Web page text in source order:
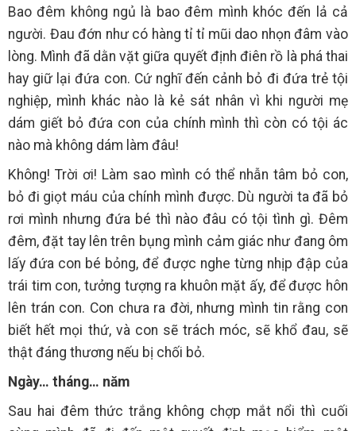
Bao đêm không ngủ là bao đêm mình khóc đến lả cả
người. Đau đớn như có hàng tỉ tỉ mũi dao nhọn đâm vào
lòng. Mình đã dằn vặt giữa quyết định điên rồ là phá thai
hay giữ lại đứa con. Cứ nghĩ đến cảnh bỏ đi đứa trẻ tội
nghiệp, mình khác nào là kẻ sát nhân vì khi người mẹ
dám giết bỏ đứa con của chính mình thì còn có tội ác
nào mà không dám làm đâu!
Không! Trời ơi! Làm sao mình có thể nhẫn tâm bỏ con,
bỏ đi giọt máu của chính mình được. Dù người ta đã bỏ
rơi mình nhưng đứa bé thì nào đâu có tội tình gì. Đêm
đêm, đặt tay lên trên bụng mình cảm giác như đang ôm
lấy đứa con bé bỏng, để được nghe từng nhịp đập của
trái tim con, tưởng tượng ra khuôn mặt ấy, để được hôn
lên trán con. Con chưa ra đời, nhưng mình tin rằng con
biết hết mọi thứ, và con sẽ trách móc, sẽ khổ đau, sẽ
thật đáng thương nếu bị chối bỏ.
Ngày… tháng… năm
Sau hai đêm thức trắng không chợp mắt nổi thì cuối